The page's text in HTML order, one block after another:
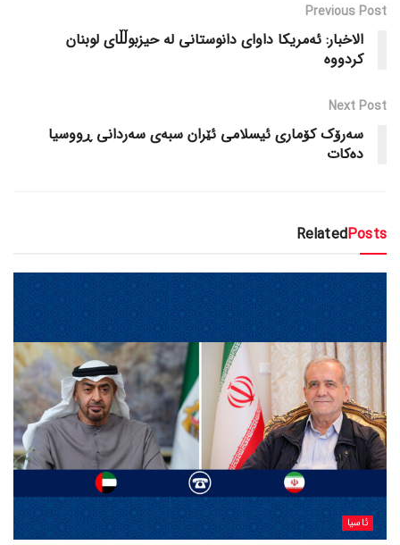
Previous Post
الاخبار: ئەمریکا داوای دانوستانی لە حیزبوڵڵای لوبنان
کردووە
Next Post
سەرۆک کۆماری ئیسلامی ئێران سبەی سەردانی ڕووسیا
دەکات
RelatedPosts
ئاسیا